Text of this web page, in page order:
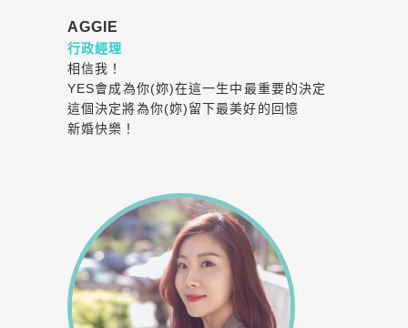
AGGIE
行政經理
相信我！
YES會成為你(妳)在這一生中最重要的決定
這個決定將為你(妳)留下最美好的回憶
新婚快樂！